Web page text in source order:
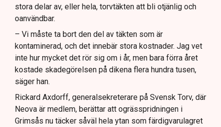
stora delar av, eller hela, torvtäkten att bli otjänlig och
oanvändbar.
– Vi måste ta bort den del av täkten som är
kontaminerad, och det innebär stora kostnader. Jag vet
inte hur mycket det rör sig om i år, men bara förra året
kostade skadegörelsen på dikena flera hundra tusen,
säger han.
Rickard Axdorff, generalsekreterare på Svensk Torv, där
Neova är medlem, berättar att ogrässpridningen i
Grimsås nu täcker såväl hela ytan som färdigvarulagret